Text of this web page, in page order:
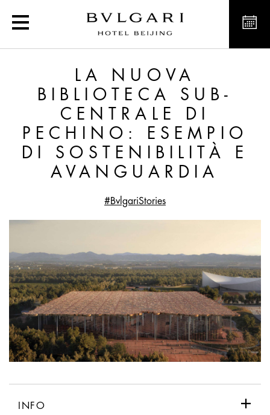
La nuova biblioteca
LA NUOVA
BIBLIOTECA SUB-
CENTRALE DI
PECHINO: ESEMPIO
DI SOSTENIBILITÀ E
AVANGUARDIA
#BvlgariStories
INFO